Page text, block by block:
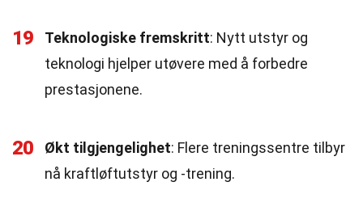
19 Teknologiske fremskritt: Nytt utstyr og
teknologi hjelper utøvere med å forbedre
prestasjonene.
20 Økt tilgjengelighet: Flere treningssentre tilbyr
nå kraftløftutstyr og -trening.